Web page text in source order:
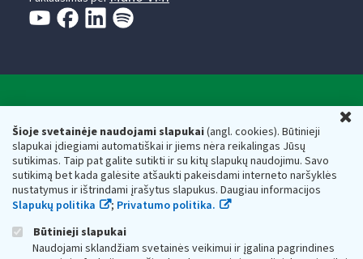
Šioje svetainėje naudojami slapukai(angl. cookies). Būtinieji
slapukai įdiegiami automatiškai ir jiems nėra reikalingas Jūsų
sutikimas. Taip pat galite sutikti ir su kitų slapukų naudojimu. Savo
sutikimą bet kada galėsite atšaukti pakeisdami interneto naršyklės
nustatymus ir ištrindami įrašytus slapukus. Daugiau informacijos
Slapukų politika
; Privatumo politika.
Būtinieji slapukai
Naudojami sklandžiam svetainės veikimui ir įgalina pagrindines
Respublikos finansų ministerijos
Biudžetinė įstaiga. Juridinio asmens kodas — 188659752,
adresas: Vasario 16-osios g. 14, 01107 Vilnius, Lietuva, el.paštas:
vmi@vmi.lt, E. pristatymo dėžutės adresas 188659752
Duomenys apie Valstybinę mokesčių inspekciją prie Lietuvos
Respublikos finansų ministerijos kaupiami ir saugomi Juridinių